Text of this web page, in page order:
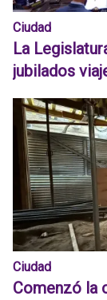
Ciudad
La
jubilados
Ciudad
Comenzó la